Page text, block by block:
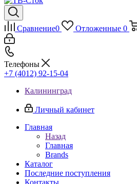
Сравнение0 Отложенные 0
Телефоны
+7 (4012) 92-15-04
Калининград
Личный кабинет
Главная
Назад
Главная
Brands
Каталог
Последние поступления
Контакты